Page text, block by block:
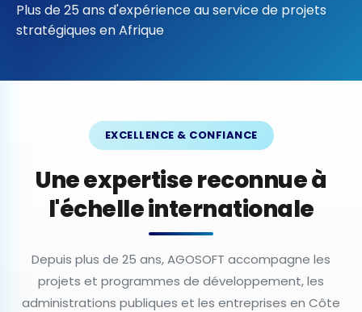
Plus de 25 ans d'expérience au service de projets
stratégiques en Afrique
EXCELLENCE & CONFIANCE
Une expertise reconnue à
l'échelle internationale
Depuis plus de 25 ans, AGOSOFT accompagne les
projets et programmes de développement, les
administrations publiques et les entreprises en Côte